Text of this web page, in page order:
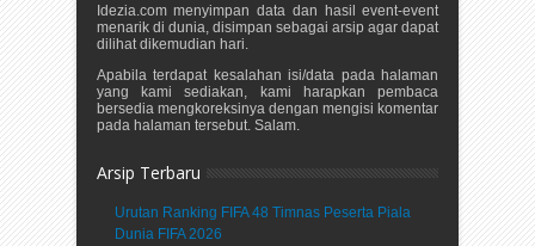
Idezia.com menyimpan data dan hasil event-event
menarik di dunia, disimpan sebagai arsip agar dapat
dilihat dikemudian hari.
Apabila terdapat kesalahan isi/data pada halaman
yang kami sediakan, kami harapkan pembaca
bersedia mengkoreksinya dengan mengisi komentar
pada halaman tersebut. Salam.
Arsip Terbaru
Urutan Ranking FIFA 48 Timnas Peserta Piala
Dunia FIFA 2026